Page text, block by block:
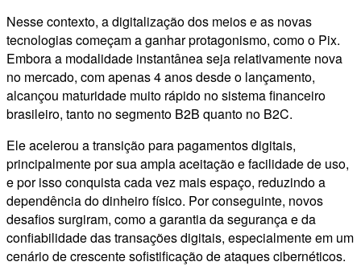
Nesse contexto, a digitalização dos meios e as novas
tecnologias começam a ganhar protagonismo, como o Pix.
Embora a modalidade instantânea seja relativamente nova
no mercado, com apenas 4 anos desde o lançamento,
alcançou maturidade muito rápido no sistema financeiro
brasileiro, tanto no segmento B2B quanto no B2C.
Ele acelerou a transição para pagamentos digitais,
principalmente por sua ampla aceitação e facilidade de uso,
e por isso conquista cada vez mais espaço, reduzindo a
dependência do dinheiro físico. Por conseguinte, novos
desafios surgiram, como a garantia da segurança e da
confiabilidade das transações digitais, especialmente em um
cenário de crescente sofistificação de ataques cibernéticos.